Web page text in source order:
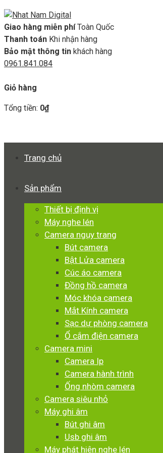
Giao hàng miễn phí Toàn Quốc
Thanh toán Khi nhận hàng
Bảo mật thông tin khách hàng
0961.841.084
Giỏ hàng
Tổng tiền: 0₫
Trang chủ
Sản phẩm
Thiết bị định vị
Máy nghe lén
Camera ngụy trang
Bút camera
Bật Lửa camera
Cúc áo camera
Đồng hồ camera
Móc khóa camera
Mắt Kính camera
Sạc dự phòng camera
Ổ cắm điện camera
Camera mini
Camera Ip
Camera hành trình
Ống nhòm camera
Camera siêu nhỏ
Máy ghi âm
Bút ghi âm
Usb ghi âm
Máy phát hiện nghe lén